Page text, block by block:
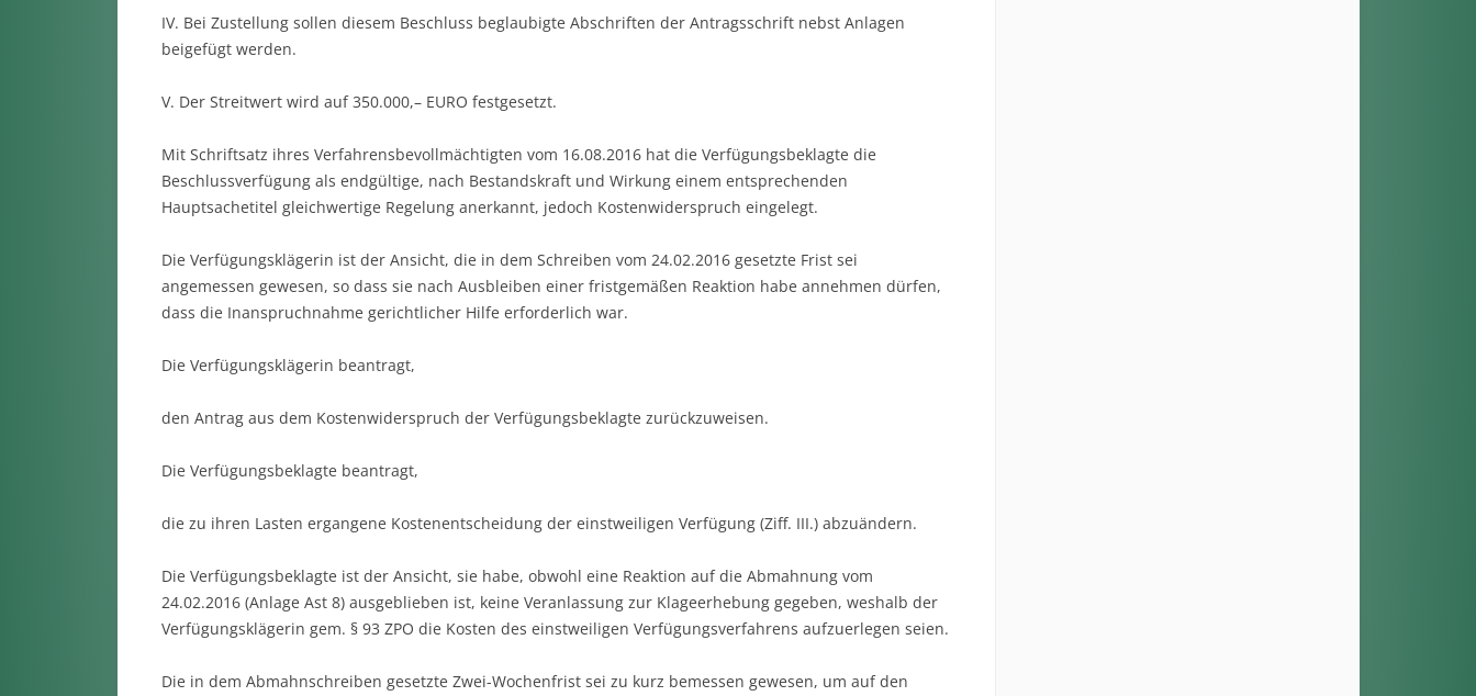
IV. Bei Zustellung sollen diesem Beschluss beglaubigte Abschriften der Antragsschrift nebst Anlagen
beigefügt werden.
V. Der Streitwert wird auf 350.000,– EURO festgesetzt.
Mit Schriftsatz ihres Verfahrensbevollmächtigten vom 16.08.2016 hat die Verfügungsbeklagte die
Beschlussverfügung als endgültige, nach Bestandskraft und Wirkung einem entsprechenden
Hauptsachetitel gleichwertige Regelung anerkannt, jedoch Kostenwiderspruch eingelegt.
Die Verfügungsklägerin ist der Ansicht, die in dem Schreiben vom 24.02.2016 gesetzte Frist sei
angemessen gewesen, so dass sie nach Ausbleiben einer fristgemäßen Reaktion habe annehmen dürfen,
dass die Inanspruchnahme gerichtlicher Hilfe erforderlich war.
Die Verfügungsklägerin beantragt,
den Antrag aus dem Kostenwiderspruch der Verfügungsbeklagte zurückzuweisen.
Die Verfügungsbeklagte beantragt,
die zu ihren Lasten ergangene Kostenentscheidung der einstweiligen Verfügung (Ziff. III.) abzuändern.
Die Verfügungsbeklagte ist der Ansicht, sie habe, obwohl eine Reaktion auf die Abmahnung vom
24.02.2016 (Anlage Ast 8) ausgeblieben ist, keine Veranlassung zur Klageerhebung gegeben, weshalb der
Verfügungsklägerin gem. § 93 ZPO die Kosten des einstweiligen Verfügungsverfahrens aufzuerlegen seien.
Die in dem Abmahnschreiben gesetzte Zwei-Wochenfrist sei zu kurz bemessen gewesen, um auf den